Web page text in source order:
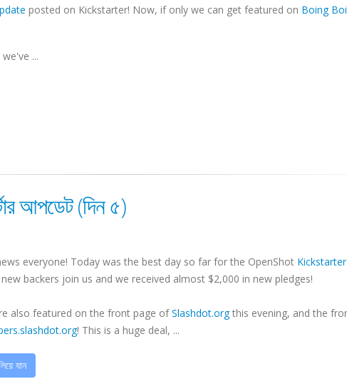
posted on Kickstarter! Now, if only we can get featured on Boing
...
আপডেট (দিন ৫)
everyone! Today was the best day so far for the OpenShot
backers join us and we received almost $2,000 in new pledges!
also featured on the front page ofSlashdot.orgthis evening, and the
! This is a huge deal, ...
যান